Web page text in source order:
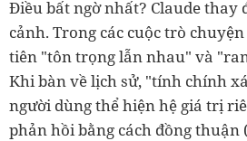
Điều bất ngờ nhất? Claude thay
cảnh. Trong các cuộc trò
tiên "tôn trọng lẫn nhau" và
Khi bàn về lịch sử, "tính chính
người dùng thể hiện hệ giá trị
phản hồi bằng cách đồng thuận